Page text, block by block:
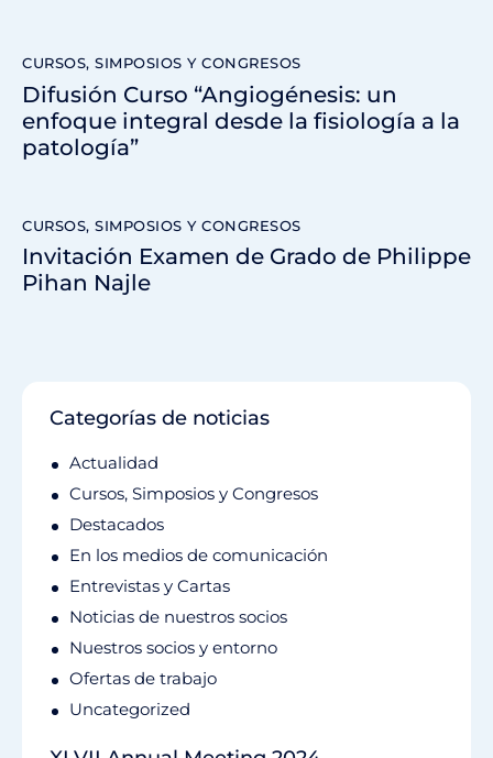
CURSOS, SIMPOSIOS Y CONGRESOS
Difusión Curso “Angiogénesis: un
enfoque integral desde la fisiología a la
patología”
CURSOS, SIMPOSIOS Y CONGRESOS
Invitación Examen de Grado de Philippe
Pihan Najle
Categorías de noticias
Actualidad
Cursos, Simposios y Congresos
Destacados
En los medios de comunicación
Entrevistas y Cartas
Noticias de nuestros socios
Nuestros socios y entorno
Ofertas de trabajo
Uncategorized